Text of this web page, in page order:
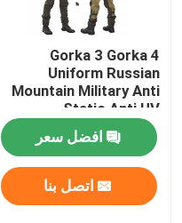
Gorka 3 Gorka 4
Uniform Russian
Mountain Military Anti
Static Anti UV
افضل سعر
اتصل بنا